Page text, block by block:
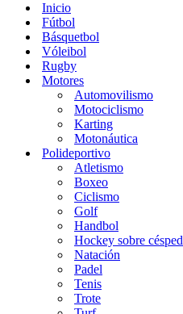
Inicio
Fútbol
Básquetbol
Vóleibol
Rugby
Motores
Automovilismo
Motociclismo
Karting
Motonáutica
Polideportivo
Atletismo
Boxeo
Ciclismo
Golf
Handbol
Hockey sobre césped
Natación
Padel
Tenis
Trote